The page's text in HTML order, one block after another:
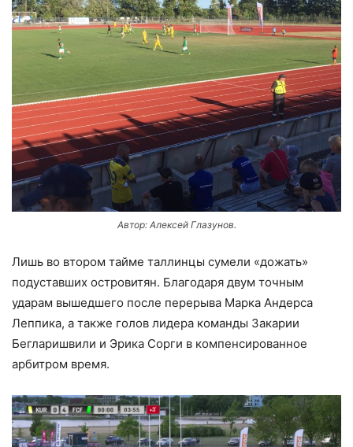
Автор: Алексей Глазунов.
Лишь во втором тайме таллинцы сумели «дожать»
подуставших островитян. Благодаря двум точным
ударам вышедшего после перерыва Марка Андерса
Леппика, а также голов лидера команды Закарии
Бегларишвили и Эрика Сорги в компенсированное
арбитром время.